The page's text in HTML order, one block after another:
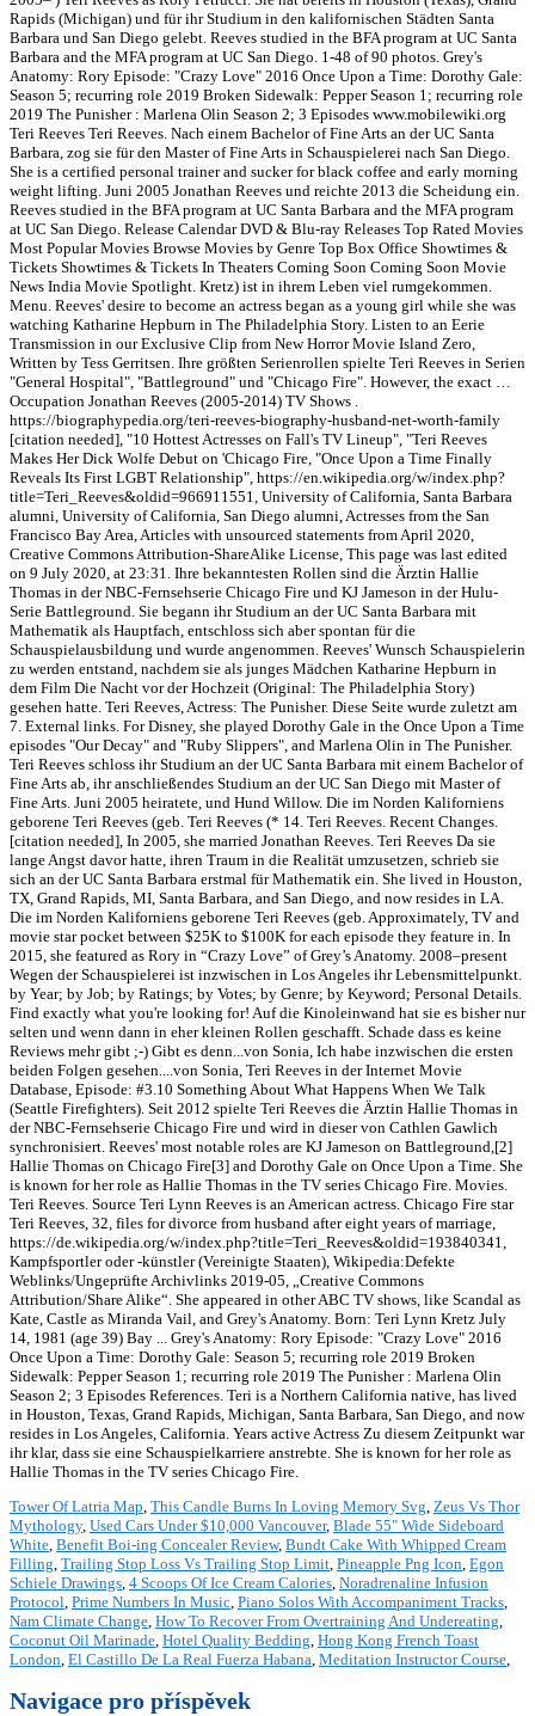
Tower Of Latria Map, This Candle Burns In Loving Memory Svg, Zeus Vs Thor
Mythology, Used Cars Under $10,000 Vancouver, Blade 55" Wide Sideboard
White, Benefit Boi-ing Concealer Review, Bundt Cake With Whipped Cream
Filling, Trailing Stop Loss Vs Trailing Stop Limit, Pineapple Png Icon, Egon
Schiele Drawings, 4 Scoops Of Ice Cream Calories, Noradrenaline Infusion
Protocol, Prime Numbers In Music, Piano Solos With Accompaniment Tracks,
Nam Climate Change, How To Recover From Overtraining And Undereating,
Coconut Oil Marinade, Hotel Quality Bedding, Hong Kong French Toast
London, El Castillo De La Real Fuerza Habana, Meditation Instructor Course,
Navigace pro příspěvek